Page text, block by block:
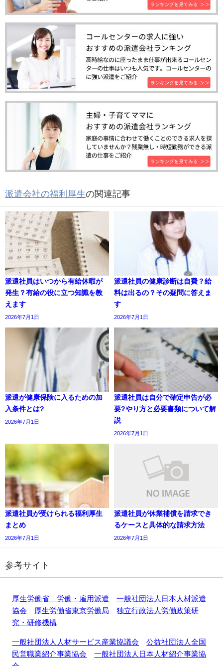
派遣会社の福利厚生の関連記事
派遣社員はいつから有給休暇が
発生？有給の役に立つ知識を教
えます
2026年7月1日
派遣社員の健康診断は自費？給
料は出るの？その疑問に答えま
す
2026年7月1日
派遣が健康保険に入るための加
入条件とは?
2026年7月1日
派遣社員は自分で確定申告が必
要?やり方と必要書類について解
説
2026年7月1日
派遣社員が受けられる福利厚生
まとめ
2026年7月1日
派遣社員が休業補償を請求でき
るケースと具体的な請求方法
2026年7月1日
参考サイト
厚生労働省｜労働・雇用派遣
一般社団法人日本人材派遣
協会
厚生労働省東京労働局
独立行政法人労働政策研
究・研修機構
一般社団法人人材サービス産業協議会
公益社団法人全国
民営職業紹介事業協会
一般社団法人日本人材紹介事業協